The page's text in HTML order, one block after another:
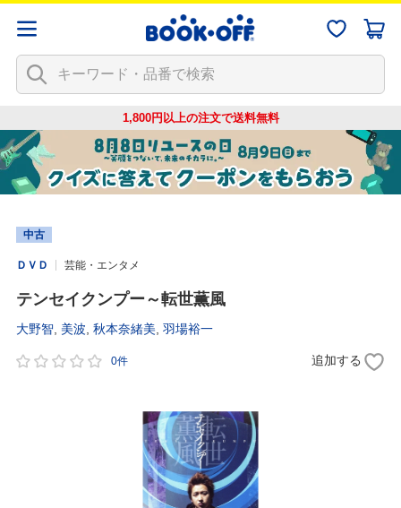
1,800円以上の注文で送料無料
中古
ＤＶＤ 芸能・エンタメ
テンセイクンプー～転世薫風
大野智 美波 秋本奈緒美 羽場裕一
0件 追加する